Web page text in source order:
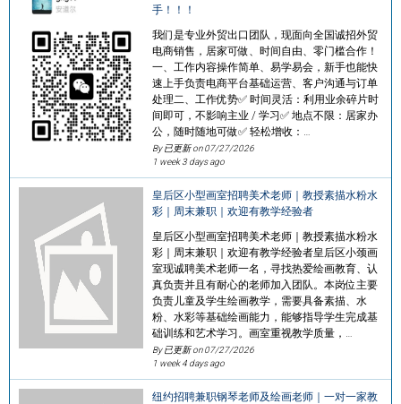
手！！！
我们是专业外贸出口团队，现面向全国诚招外贸
电商销售，居家可做、时间自由、零门槛合作！
一、工作内容操作简单、易学易会，新手也能快
速上手负责电商平台基础运营、客户沟通与订单
处理二、工作优势✅ 时间灵活：利用业余碎片时
间即可，不影响主业 / 学习✅ 地点不限：居家办
公，随时随地可做✅ 轻松增收：…
By 已更新 on07/27/2026
1 week 3 days ago
皇后区小型画室招聘美术老师｜教授素描水粉水
彩｜周末兼职｜欢迎有教学经验者
皇后区小型画室招聘美术老师｜教授素描水粉水
彩｜周末兼职｜欢迎有教学经验者皇后区小颈画
室现诚聘美术老师一名，寻找热爱绘画教育、认
真负责并且有耐心的老师加入团队。本岗位主要
负责儿童及学生绘画教学，需要具备素描、水
粉、水彩等基础绘画能力，能够指导学生完成基
础训练和艺术学习。画室重视教学质量，…
By 已更新 on07/27/2026
1 week 4 days ago
纽约招聘兼职钢琴老师及绘画老师｜一对一家教